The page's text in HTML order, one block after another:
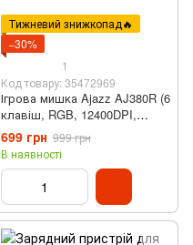
Тижневий знижкопад🔥
−30%
1
Код товару: 35472969
Ігрова мишка Ajazz AJ380R (6
клавіш, RGB, 12400DPI,
Black)
699 грн 999 грн
В наявності